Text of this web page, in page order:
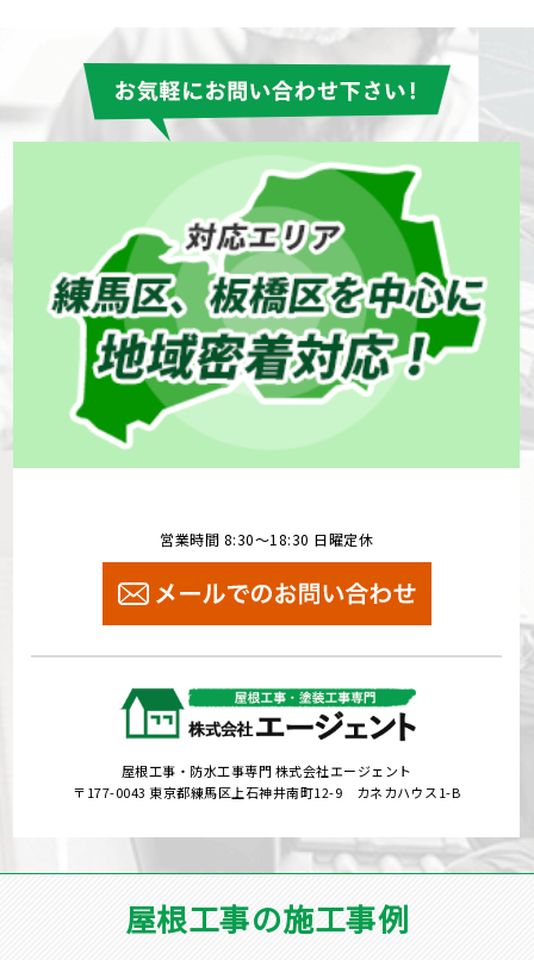
営業時間 8:30～18:30 日曜定休
屋根工事・防水工事専門 株式会社エージェント
〒177-0043 東京都練馬区上石神井南町12-9 カネカハウス1-B
屋根工事の施工事例